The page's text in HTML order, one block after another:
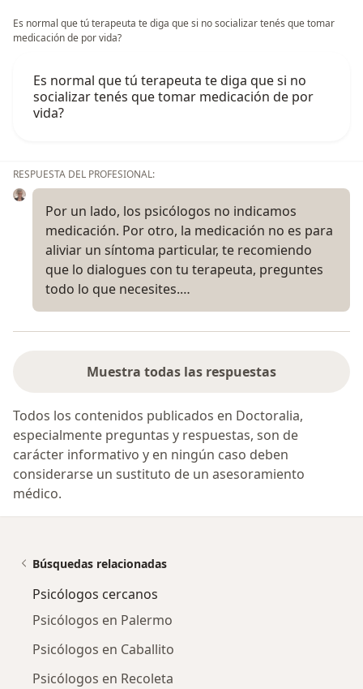
Es normal que tú terapeuta te diga que si no socializar tenés que tomar
medicación de por vida?
Es normal que tú terapeuta te diga que si no
socializar tenés que tomar medicación de por
vida?
RESPUESTA DEL PROFESIONAL:
Por un lado, los psicólogos no indicamos
medicación. Por otro, la medicación no es para
aliviar un síntoma particular, te recomiendo
que lo dialogues con tu terapeuta, preguntes
todo lo que necesites.…
Muestra todas las respuestas
Todos los contenidos publicados en Doctoralia,
especialmente preguntas y respuestas, son de
carácter informativo y en ningún caso deben
considerarse un sustituto de un asesoramiento
médico.
Búsquedas relacionadas
Psicólogos cercanos
Psicólogos en Palermo
Psicólogos en Caballito
Psicólogos en Recoleta